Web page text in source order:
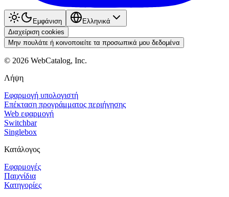
Εμφάνιση
Ελληνικά
Διαχείριση cookies
Μην πουλάτε ή κοινοποιείτε τα προσωπικά μου δεδομένα
© 2026 WebCatalog, Inc.
Λήψη
Εφαρμογή υπολογιστή
Επέκταση προγράμματος περιήγησης
Web εφαρμογή
Switchbar
Singlebox
Κατάλογος
Εφαρμογές
Παιχνίδια
Κατηγορίες